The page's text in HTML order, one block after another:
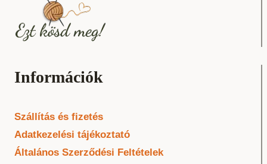
Információk
Szállítás és fizetés
Adatkezelési tájékoztató
Általános Szerződési Feltételek